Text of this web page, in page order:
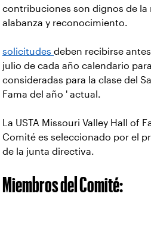
contribuciones son dignos de la
alabanza y reconocimiento.
solicitudes deben recibirse
julio de cada año calendario
consideradas para la clase del
Fama del año ' actual.
La USTA Missouri Valley Hall of
Comité es seleccionado por el
de la junta directiva.
Miembros del Comité: